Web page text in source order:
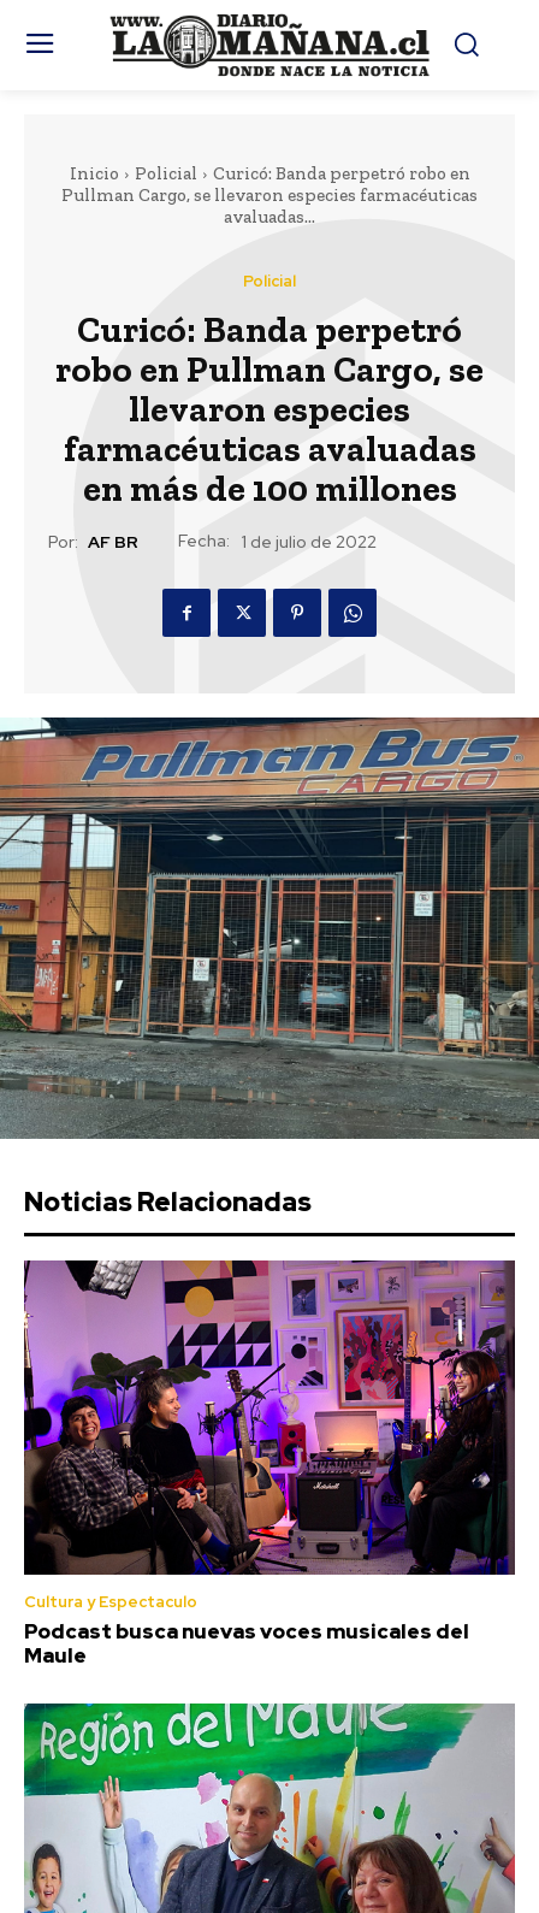
Inicio Policial
Curicó: Banda perpetró robo en
Pullman Cargo, se llevaron especies farmacéuticas
avaluadas...
Policial
Curicó: Banda perpetró
robo en Pullman Cargo, se
llevaron especies
farmacéuticas avaluadas
en más de 100 millones
Por: AF BR Fecha: 1 de julio de 2022
Noticias Relacionadas
Cultura y Espectaculo
Podcast busca nuevas voces musicales del
Maule